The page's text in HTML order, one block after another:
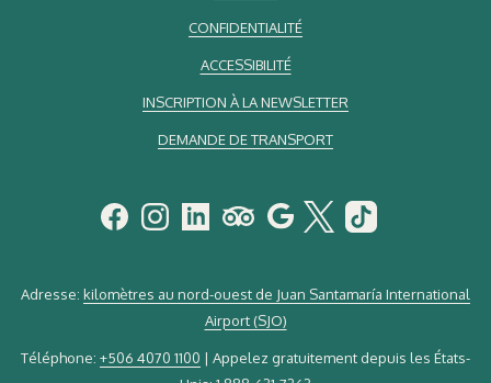
CONFIDENTIALITÉ
ACCESSIBILITÉ
INSCRIPTION À LA NEWSLETTER
DEMANDE DE TRANSPORT
Adresse: kilomètres au nord-ouest de Juan Santamaría International
Airport (SJO)
Téléphone: +506 4070 1100 | Appelez gratuitement depuis les États-